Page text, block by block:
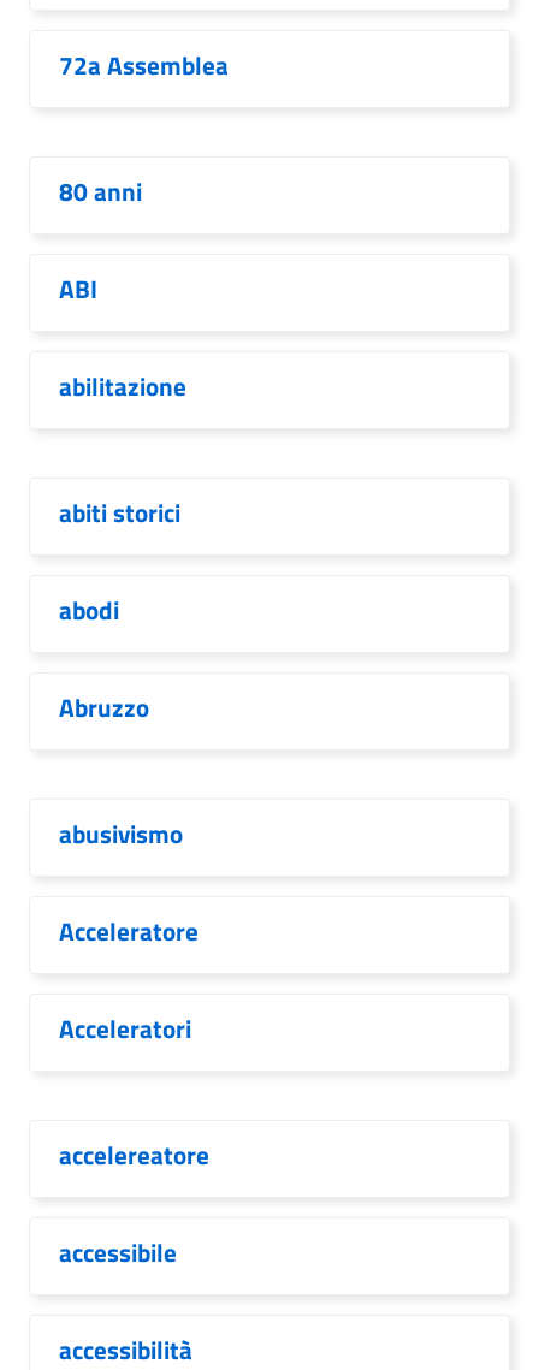
72a Assemblea
80 anni
ABI
abilitazione
abiti storici
abodi
Abruzzo
abusivismo
Acceleratore
Acceleratori
accelereatore
accessibile
accessibilità